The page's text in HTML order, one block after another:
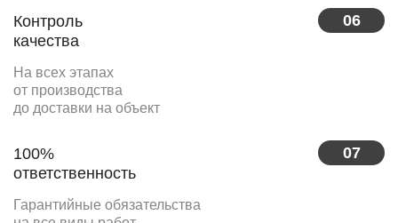
06
Контроль
качества
На всех этапах
от производства
до доставки на объект
07
100%
ответственность
Гарантийные обязательства